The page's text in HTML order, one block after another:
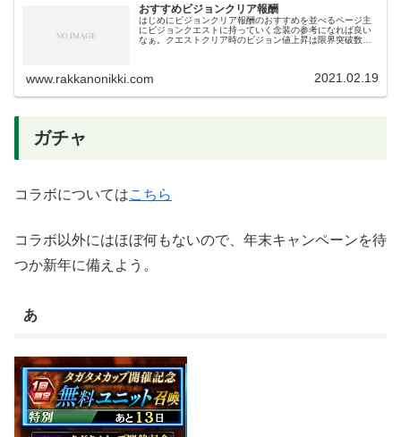
おすすめビジョンクリア報酬
はじめにビジョンクリア報酬のおすすめを並べるページ主
にビジョンクエストに持っていく念装の参考になれば良い
なぁ。クエストクリア時のビジョン値上昇は限界突破数に
www.rakkanonikki.com 2021.02.19
ガチャ
コラボについてはこちら
コラボ以外にはほぼ何もないので、年末キャンペーンを待
つか新年に備えよう。
あ